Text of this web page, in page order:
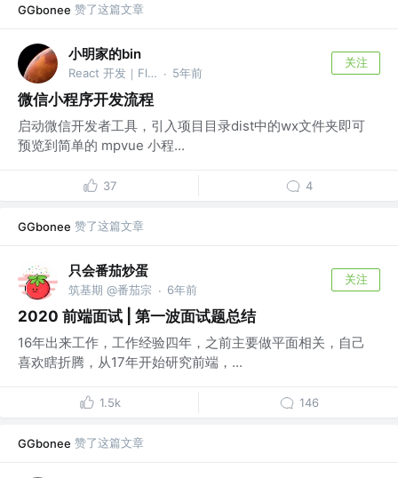
GGbonee 赞了这篇文章
小明家的bin
React 开发｜Flutter开发｜Harmony开发 · 5年前
关注
微信小程序开发流程
启动微信开发者工具，引入项目目录dist中的wx文件夹即可
预览到简单的 mpvue 小程...
37 4
GGbonee 赞了这篇文章
只会番茄炒蛋
筑基期 @番茄宗 · 6年前
关注
2020 前端面试 | 第一波面试题总结
16年出来工作，工作经验四年，之前主要做平面相关，自己
喜欢瞎折腾，从17年开始研究前端，...
1.5k 146
GGbonee 赞了这篇文章